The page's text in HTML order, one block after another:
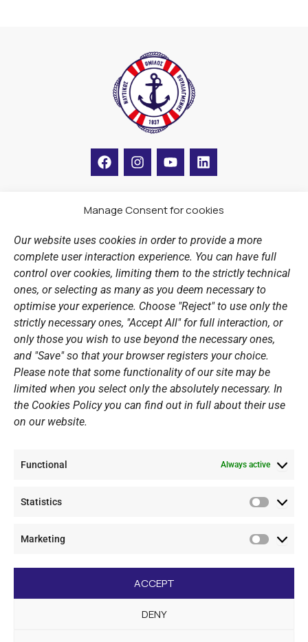
Manage Consent for cookies
Our website uses cookies in order to provide a more
complete user interaction experience. You can have full
control over cookies, limiting them to the strictly technical
ones, or selecting as many as you deem necessary to
optimise your experience. Choose "Reject" to use only the
strictly necessary ones, "Accept All" for full interaction, or
only those you wish to use beyond the necessary ones,
and "Save" so that your browser registers your choice.
Please note that some functionality of our site may be
limited when you select only the absolutely necessary. In
the Cookies Policy you can find out in full about their use
on our website.
Functional Always active
Statistics
Marketing
ACCEPT
DENY
F
a
b
o
k
I
n
a
r
a
m
Y
o
u
e
L
i
e
i
n
Sports Academy
Open Water Swimming Crossing
Sponsors
Summer Camps
PERSONAL DATA
Website Policy
Cookie Policy
General Policy NOV
Summer Camp Update
CONTACT
+30 210 89 62 416
Vouliagmeni Nautical Club, GR - 166 71 Laimos